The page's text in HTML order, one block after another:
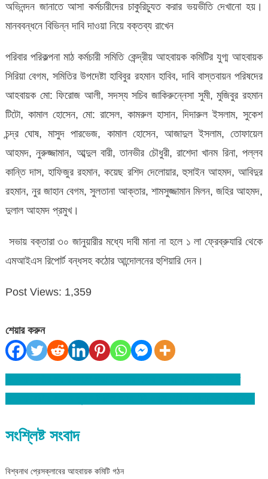
অভিনন্দন জানাতে আসা কর্মচারীদের চাকুরিচ্যুত করার ভয়ভীতি দেখানো হয়।
মানববন্ধনে বিভিন্ন দাবি দাওয়া নিয়ে বক্তব্য রাখেন
পরিবার পরিকল্পনা মাঠ কর্মচারী সমিতি কেন্দ্রীয় আহবায়ক কমিটির যুগ্ম আহবায়ক
সিরিয়া বেগম, সমিতির উপদেষ্টা হাবিবুর রহমান হাবিব, দাবি বাস্তবায়ন পরিষদের
আহবায়ক মো: ফিরোজ আলী, সদস্য সচিব জাকিরুন্নেসা সুমী, মুজিবুর রহমান
টিটো, কামাল হোসেন, মো: রাসেল, কামরুল হাসান, দিদারুল ইসলাম, সুকেশ
চন্দ্র ঘোষ, মাসুদ পারভেজ, কামাল হোসেন, আজাদুল ইসলাম, তোফায়েল
আহমদ, নুরুজ্জামান, আব্দুল বারী, তানভীর চৌধুরী, রাশেদা খানম রিনা, পল্লব
কান্তি দাস, হাফিজুর রহমান, কয়েছ রশিদ দেলোয়ার, হুসাইন আহমদ, আবিদুর
রহমান, নুর জাহান বেগম, সুলতানা আক্তার, শামসুজ্জামান মিলন, জহির আহমদ,
দুলাল আহমদ প্রমুখ।
সভায় বক্তারা ৩০ জানুয়ারীর মধ্যে দাবী মানা না হলে ১ লা ফ্রেব্রুযারি থেকে
এমআইএস রিপোর্ট বন্ধসহ কঠোর আন্দোলনের হুশিয়ারি দেন।
Post Views: 1,359
শেয়ার করুন
Post
সংশ্লিষ্ট সংবাদ
বিশ্বনাথ প্রেসক্লাবের আহবায়ক কমিটি গঠন